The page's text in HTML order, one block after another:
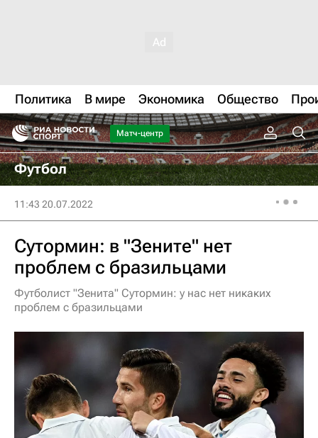
Политика В мире Экономика Общество
Матч-центр
Футбол
11:43 20.07.2022
Сутормин: в "Зените" нет
проблем с бразильцами
Футболист "Зенита" Сутормин: у нас нет никаких
проблем с бразильцами